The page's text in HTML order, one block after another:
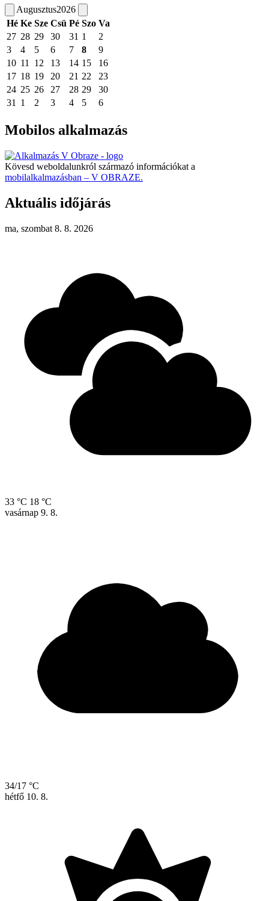
Augusztus2026
Hé Ke Sze Csü Pé Szo Va
27 28 29 30 31 1
2
3
4 5 6 7 8
9
10 11 12 13 14 15
16
17 18 19 20 21 22
23
24 25 26 27 28 29
30
31 1 2 3 4 5 6
Mobilos alkalmazás
Kövesd weboldalunkról származó információkat a
mobilalkalmazásban – V OBRAZE.
Aktuális időjárás
ma, szombat 8. 8. 2026
33 °C 18 °C
vasárnap 9. 8.
34/17 °C
hétfő 10. 8.